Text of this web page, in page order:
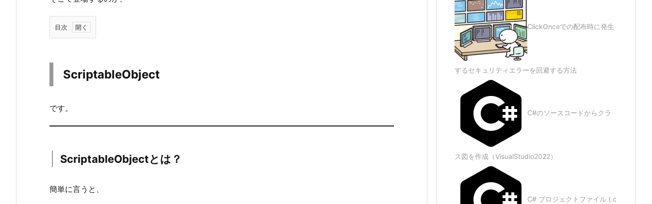
目次
1.
a
l
e
b
ScriptableObject
です。
ScriptableObjectとは？
簡単に言うと、
ClickOnceでの配布時に発生
するセキュリティエラーを回避する方法
C#のソースコードからクラ
ス図を作成（VisualStudio2022）
C# プロジェクトファイル (.c